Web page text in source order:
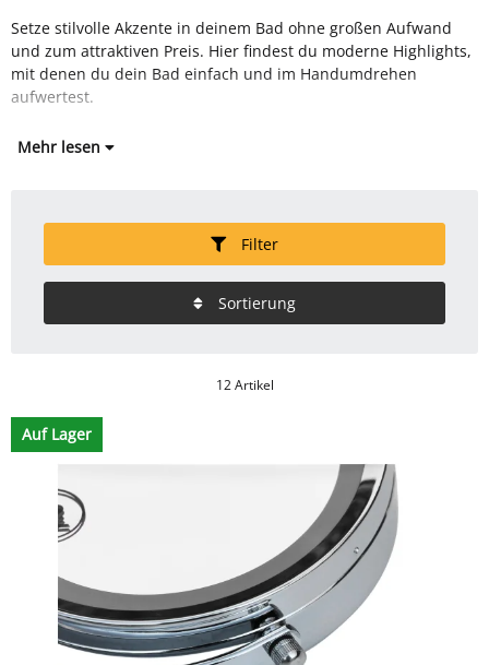
Setze stilvolle Akzente in deinem Bad ohne großen Aufwand
und zum attraktiven Preis. Hier findest du moderne Highlights,
mit denen du dein Bad einfach und im Handumdrehen
aufwertest.
Mehr lesen
Filter
Sortierung
12 Artikel
Auf Lager